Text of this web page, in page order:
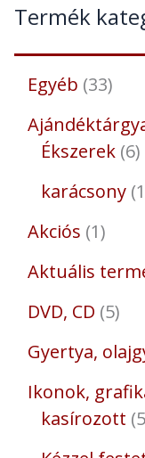
Termék
Egyéb 33
Ékszerek 6
karácsony
Akciós 1
Aktuális
DVD, CD 5
Gyertya,
Ikonok,
kasírozott